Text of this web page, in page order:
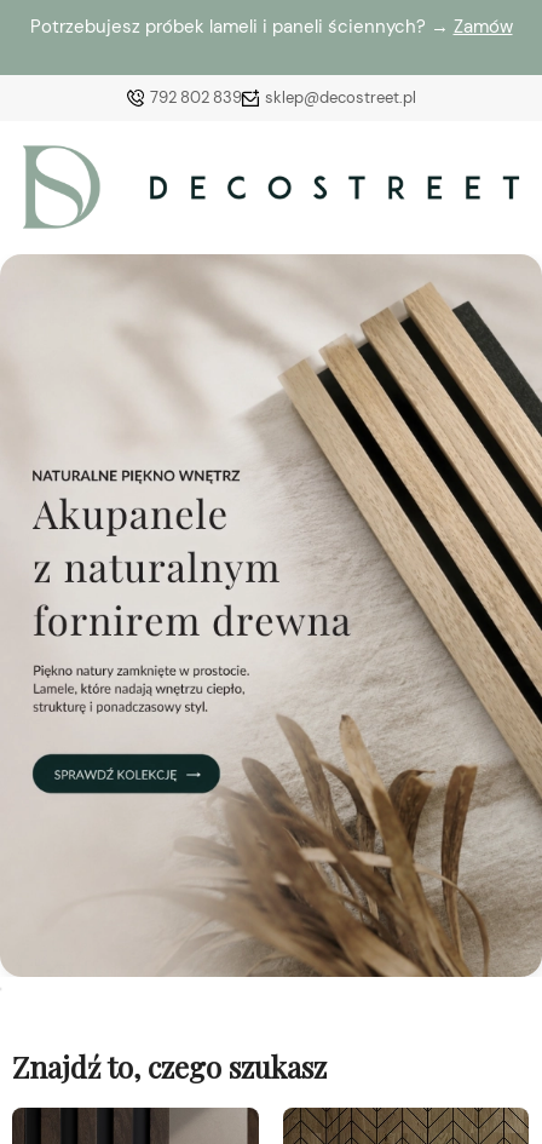
Potrzebujesz próbek lameli i paneli ściennych? → Zamów
792 802 839 sklep@decostreet.pl
Załóż konto
Wybierz coś dla siebie z naszej aktualnej oferty lub
zaloguj się, aby przywrócić dodane produkty do listy
z poprzedniej sesji.
Znajdź to, czego szukasz